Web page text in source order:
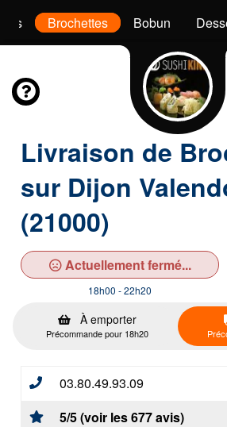
Brochettes Bobun
Livraison de
sur Dijon
(21000)
Actuellement fermé...
18h00 - 22h20
À emporter
Précommande pour 18h20
03.80.49.93.09
5/5 (voir les 677 avis)